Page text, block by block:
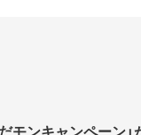
モンキャンペーン」